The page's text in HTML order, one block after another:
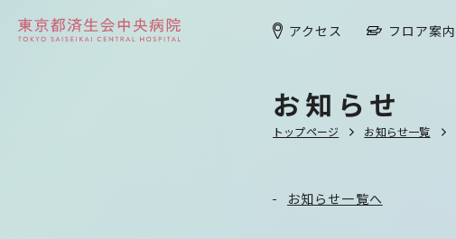
お知らせ
トップページ お知らせ一覧
お知らせ一覧へ
アクセス フロア案内